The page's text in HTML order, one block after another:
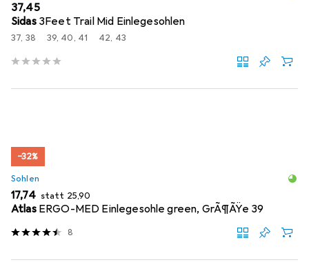
EUR
37,45
Sidas 3Feet Trail Mid Einlegesohlen
37, 38 39, 40, 41 42, 43
−32%
Sohlen
EUR
17,74 statt EUR
25,90
Atlas ERGO-MED Einlegesohle green, GrÃ¶ÃŸe 39
8